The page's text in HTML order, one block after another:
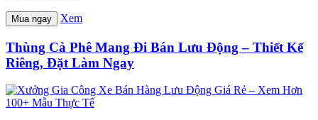
Mua ngay Xem
Thùng Cà Phê Mang Đi Bán Lưu Động – Thiết Kế
Riêng, Đặt Làm Ngay